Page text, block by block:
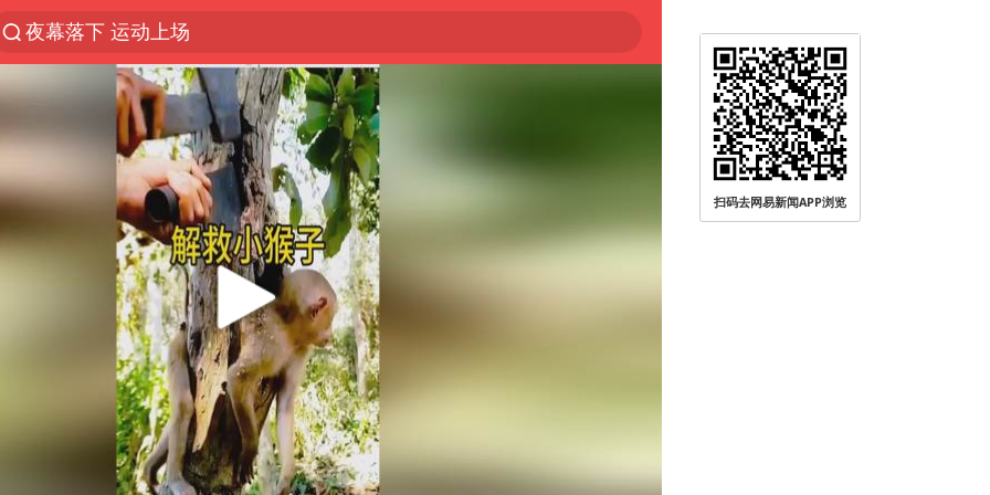
夜幕落下 运动上场
1岁宝宝碰坏纸巾盒 宝妈被索赔924元
台风白海豚环流面积近似13个浙江
Meta被判支付5.67亿美元
台风白海豚逼近 暴雨大暴雨来袭
47岁妈妈突然产女 26岁女儿：很震惊
OpenAI为免费用户升级GPT-5.6 Luna
日本广岛民众举行游行反对政府行径
21楼高空抛物嫌疑人被拘留
实探山东最热的“中国蔬菜之乡”
女子开一天一夜空调后二氧化碳中毒
扫码去网易新闻APP浏览